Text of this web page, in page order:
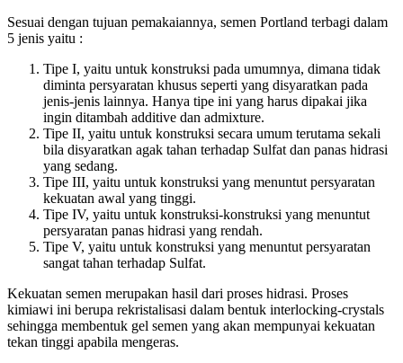
Sesuai dengan tujuan pemakaiannya, semen Portland terbagi dalam
5 jenis yaitu :
Tipe I, yaitu untuk konstruksi pada umumnya, dimana tidak
diminta persyaratan khusus seperti yang disyaratkan pada
jenis-jenis lainnya. Hanya tipe ini yang harus dipakai jika
ingin ditambah additive dan admixture.
Tipe II, yaitu untuk konstruksi secara umum terutama sekali
bila disyaratkan agak tahan terhadap Sulfat dan panas hidrasi
yang sedang.
Tipe III, yaitu untuk konstruksi yang menuntut persyaratan
kekuatan awal yang tinggi.
Tipe IV, yaitu untuk konstruksi-konstruksi yang menuntut
persyaratan panas hidrasi yang rendah.
Tipe V, yaitu untuk konstruksi yang menuntut persyaratan
sangat tahan terhadap Sulfat.
Kekuatan semen merupakan hasil dari proses hidrasi. Proses
kimiawi ini berupa rekristalisasi dalam bentuk interlocking-crystals
sehingga membentuk gel semen yang akan mempunyai kekuatan
tekan tinggi apabila mengeras.